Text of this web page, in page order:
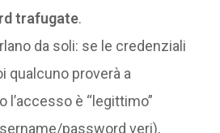
trafugate.
da soli: se le credenziali
qualcuno proverà a
l’accesso è “legittimo”
password veri),